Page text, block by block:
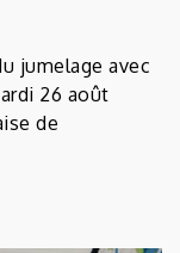
jumelage avec
26 août
de